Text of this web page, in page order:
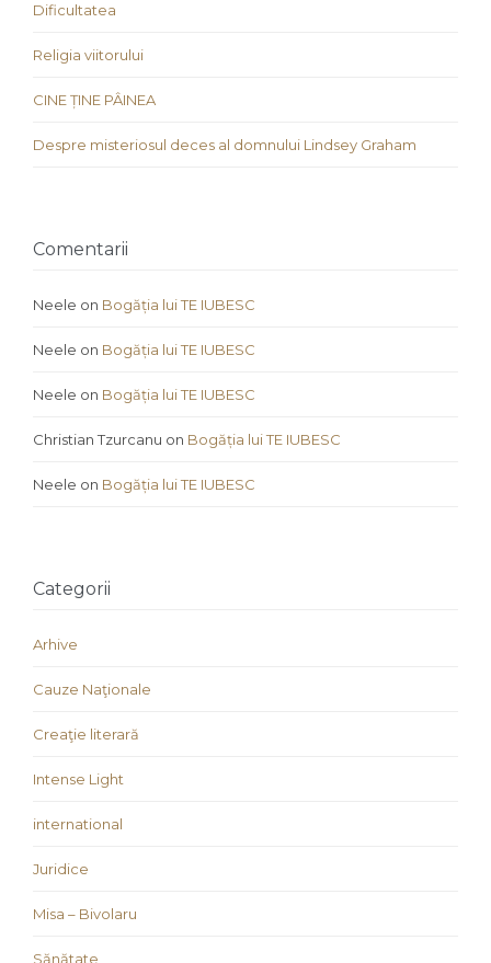
Dificultatea
Religia viitorului
CINE ȚINE PÂINEA
Despre misteriosul deces al domnului Lindsey Graham
Comentarii
Neele on Bogăția lui TE IUBESC
Neele on Bogăția lui TE IUBESC
Neele on Bogăția lui TE IUBESC
Christian Tzurcanu on Bogăția lui TE IUBESC
Neele on Bogăția lui TE IUBESC
Categorii
Arhive
Cauze Naţionale
Creaţie literară
Intense Light
international
Juridice
Misa – Bivolaru
Sănătate